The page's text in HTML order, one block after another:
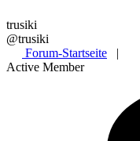
trusiki
@trusiki
Forum-Startseite |
Active Member